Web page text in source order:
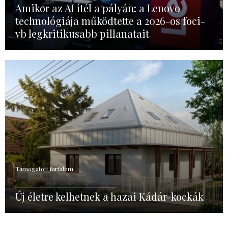
Amikor az AI ítél a pályán: a Lenovo
technológiája működtette a 2026-os foci-
vb legkritikusabb pillanatait
Támogatott tartalom
Új életre kelhetnek a hazai Kádár-kockák